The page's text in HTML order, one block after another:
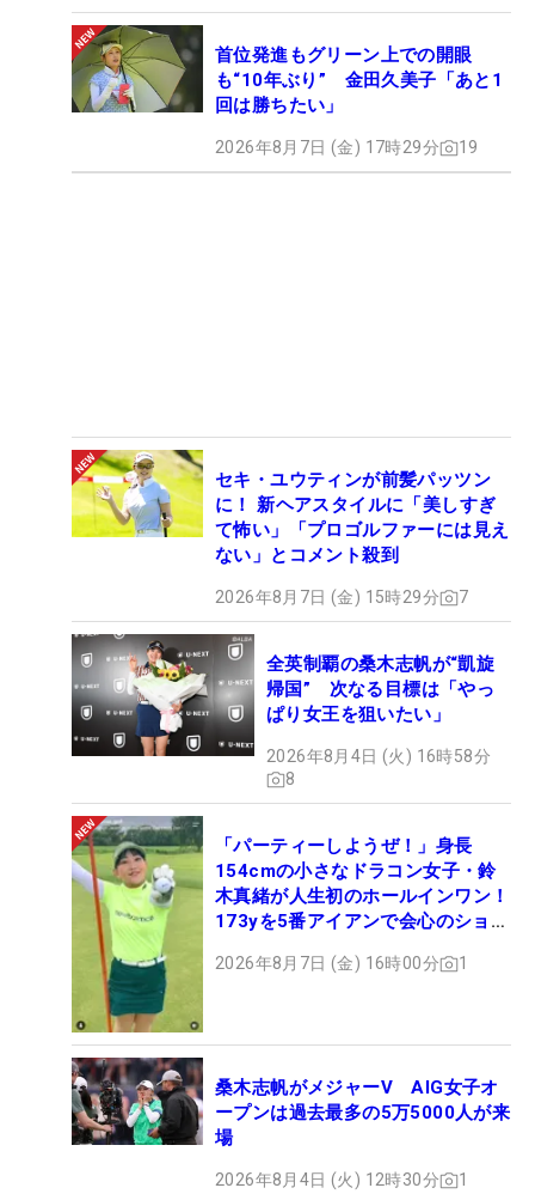
首位発進もグリーン上での開眼
も“10年ぶり” 金田久美子「あと1
回は勝ちたい」
2026年8月7日 (金) 17時29分 19
セキ・ユウティンが前髪パッツン
に！ 新ヘアスタイルに「美しすぎ
て怖い」「プロゴルファーには見え
ない」とコメント殺到
2026年8月7日 (金) 15時29分 7
全英制覇の桑木志帆が“凱旋
帰国” 次なる目標は「やっ
ぱり女王を狙いたい」
2026年8月4日 (火) 16時58分
8
「パーティーしようぜ！」身長
154cmの小さなドラコン女子・鈴
木真緒が人生初のホールインワン！
173yを5番アイアンで会心のショッ
2026年8月7日 (金) 16時00分 1
桑木志帆がメジャーV AIG女子オ
ープンは過去最多の5万5000人が来
場
2026年8月4日 (火) 12時30分 1